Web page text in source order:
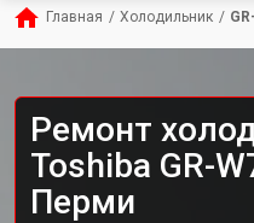
Главная / Холодильник /
Ремонт
Toshiba GR-
Перми